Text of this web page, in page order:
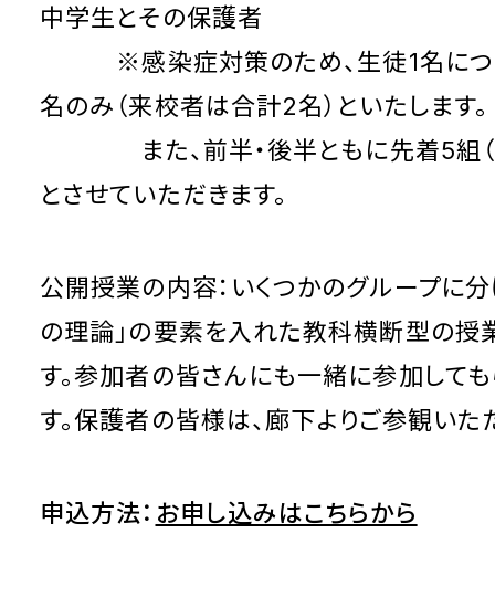
中学生とその保護者
※感染症対策のため、生徒1名につ
名のみ（来校者は合計2名）といたします。
また、前半・後半ともに先着5組（
とさせていただきます。
公開授業の内容：いくつかのグループに分
の理論」の要素を入れた教科横断型の授
す。参加者の皆さんにも一緒に参加して
す。保護者の皆様は、廊下よりご参観いた
申込方法： お申し込みはこちらから